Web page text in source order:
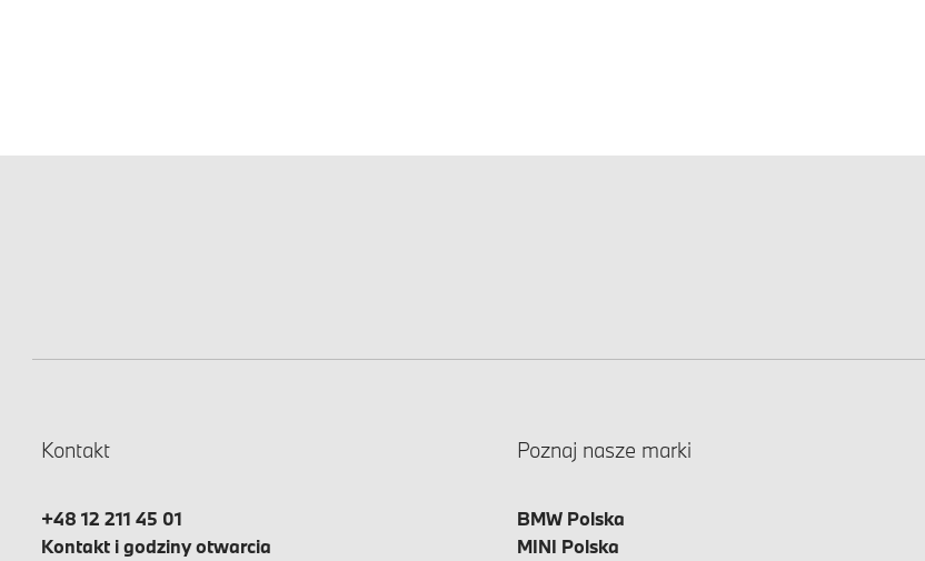
Kontakt
+48 12 211 45 01
Kontakt i godziny otwarcia
Poznaj nasze marki
BMW Polska
MINI Polska